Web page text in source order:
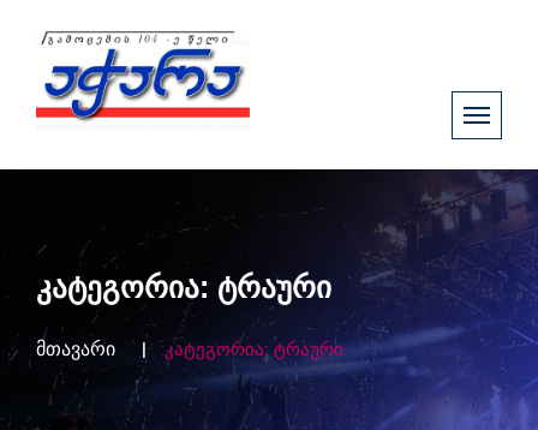
კატეგორია: ტრაური
მთავარი კატეგორია:ტრაური